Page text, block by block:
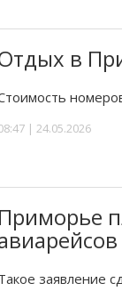
в
| 24.05.2026
Приморье
заявление